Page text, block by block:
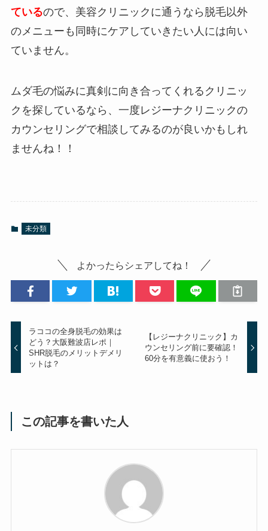
ているので、美容クリニックに通うなら脱毛以外
のメニューも同時にケアしていきたい人には向い
ていません。
ムダ毛の悩みに真剣に向き合ってくれるクリニッ
クを探しているなら、一度レジーナクリニックの
カウンセリングで相談してみるのが良いかもしれ
ませんね！！
未分類
よかったらシェアしてね！
ラココの全身脱毛の効果は
どう？大阪難波店レポ｜
SHR脱毛のメリットデメリ
ットは？
【レジーナクリニック】カ
ウンセリング前に要確認！
60分を有意義に使おう！
この記事を書いた人